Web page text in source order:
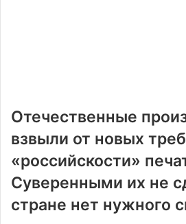
Отечественные
взвыли от новых
«российскости»
Суверенными их не
стране нет нужного